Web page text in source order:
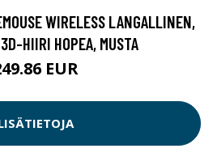
WIRELESS LANGALLINEN,
HIIRI HOPEA, MUSTA
EUR